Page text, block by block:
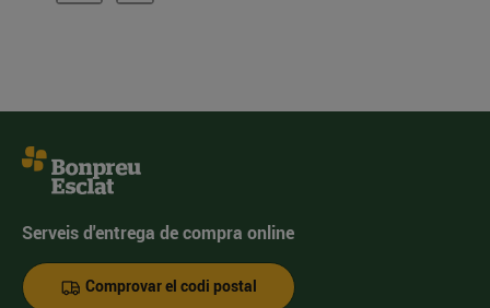
Serveis d'entrega de compra online
Comprovar el codi postal